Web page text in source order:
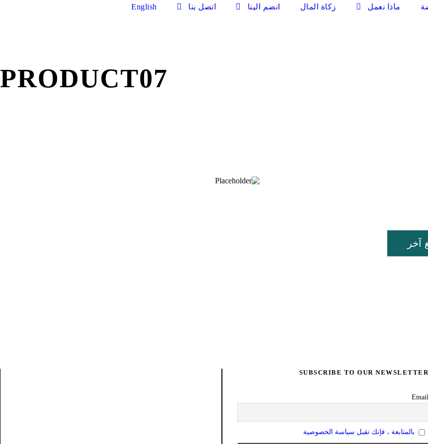
ماذا نعمل زكاة المال انضم الينا اتصل بنا English
PRODUCT07
آخر
SUBSCRIBE TO OUR NEWSLETTER
Email
بالمتابعة ، فإنك تقبل سياسة الخصوصية